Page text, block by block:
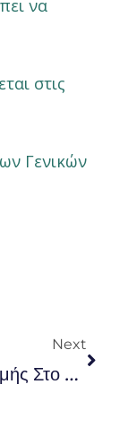
να
στις
Γενικών
Next
Φόρος Τιμής Στο Νικολά Τέσλα